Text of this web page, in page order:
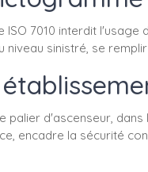
7010 interdit
niveau sinistré, se
d'ascenseur,
encadre la sécurité